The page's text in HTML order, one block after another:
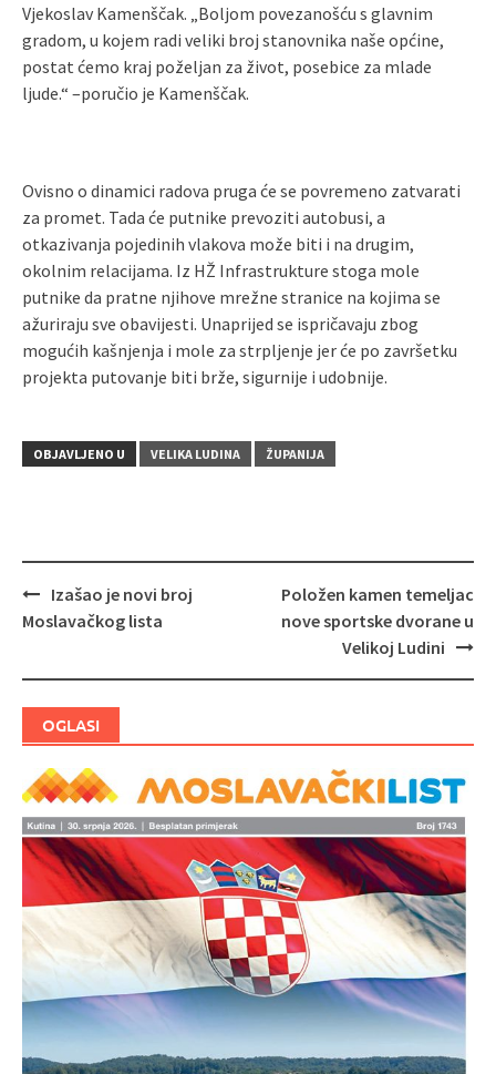
Vjekoslav Kamenščak. „Boljom povezanošću s glavnim
gradom, u kojem radi veliki broj stanovnika naše općine,
postat ćemo kraj poželjan za život, posebice za mlade
ljude.“ –poručio je Kamenščak.
Ovisno o dinamici radova pruga će se povremeno zatvarati
za promet. Tada će putnike prevoziti autobusi, a
otkazivanja pojedinih vlakova može biti i na drugim,
okolnim relacijama. Iz HŽ Infrastrukture stoga mole
putnike da pratne njihove mrežne stranice na kojima se
ažuriraju sve obavijesti. Unaprijed se ispričavaju zbog
mogućih kašnjenja i mole za strpljenje jer će po završetku
projekta putovanje biti brže, sigurnije i udobnije.
OBJAVLJENO U VELIKA LUDINA ŽUPANIJA
Navigacija
Izašao je novi broj
Moslavačkog lista
Položen kamen temeljac
nove sportske dvorane u
Velikoj Ludini
OGLASI